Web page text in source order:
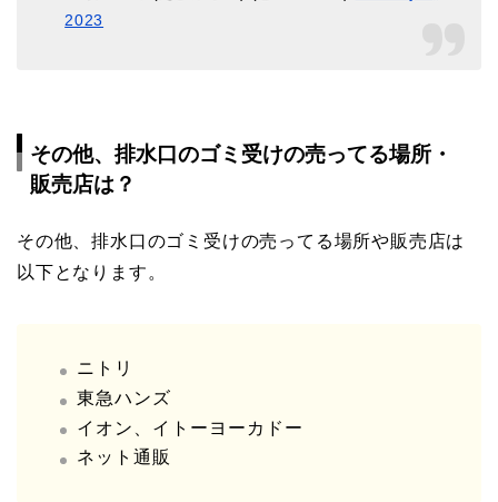
2023
その他、排水口のゴミ受けの売ってる場所・
販売店は？
その他、排水口のゴミ受けの売ってる場所や販売店は
以下となります。
ニトリ
東急ハンズ
イオン、イトーヨーカドー
ネット通販